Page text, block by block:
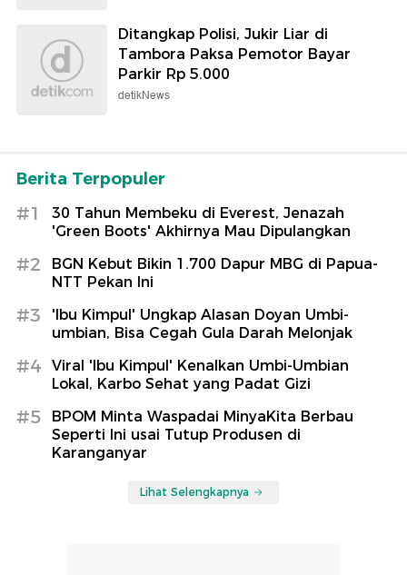
Ditangkap Polisi, Jukir Liar di
Tambora Paksa Pemotor Bayar
Parkir Rp 5.000
detikNews
Berita Terpopuler
#1
30 Tahun Membeku di Everest, Jenazah
'Green Boots' Akhirnya Mau Dipulangkan
#2
BGN Kebut Bikin 1.700 Dapur MBG di Papua-
NTT Pekan Ini
#3
'Ibu Kimpul' Ungkap Alasan Doyan Umbi-
umbian, Bisa Cegah Gula Darah Melonjak
#4
Viral 'Ibu Kimpul' Kenalkan Umbi-Umbian
Lokal, Karbo Sehat yang Padat Gizi
#5
BPOM Minta Waspadai MinyaKita Berbau
Seperti Ini usai Tutup Produsen di
Karanganyar
Lihat Selengkapnya